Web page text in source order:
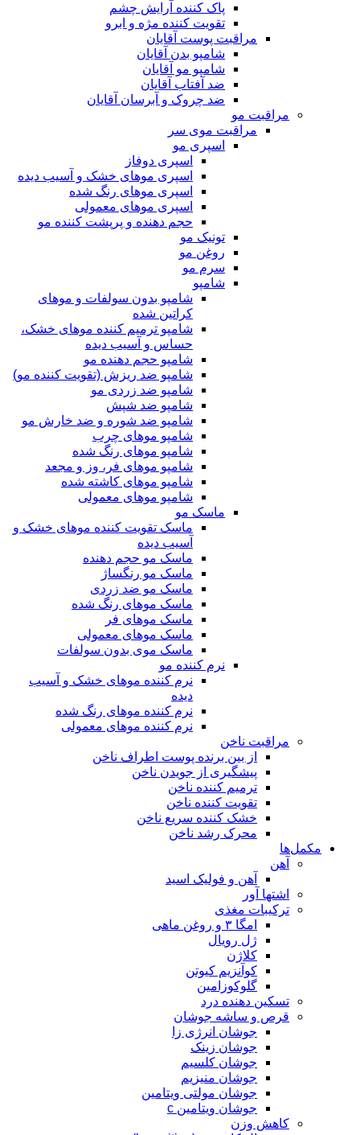
پاک کننده آرایش چشم
تقویت کننده مژه و ابرو
مراقبت پوست آقایان
شامپو بدن آقایان
شامپو مو آقایان
ضد آفتاب آقایان
ضد چروک و آبرسان آقایان
مراقبت مو
مراقبت موی سر
اسپری مو
اسپری دوفاز
اسپری موهای خشک و آسیب دیده
اسپری موهای رنگ شده
اسپری موهای معمولی
حجم دهنده و پرپشت کننده مو
تونیک مو
روغن مو
سرم مو
شامپو
شامپو بدون سولفات و موهای
کراتین شده
شامپو ترمیم کننده موهای خشک،
حساس و آسیب دیده
شامپو حجم دهنده مو
شامپو ضد ریزش (تقویت کننده مو)
شامپو ضد زردی مو
شامپو ضد شپش
شامپو ضد شوره و ضد خارش مو
شامپو موهای چرب
شامپو موهای رنگ شده
شامپو موهای فر، وز و مجعد
شامپو موهای کاشته شده
شامپو موهای معمولی
ماسک مو
ماسک تقویت کننده موهای خشک و
آسیب دیده
ماسک مو حجم دهنده
ماسک مو رنگساژ
ماسک مو ضد زردی
ماسک موهای رنگ شده
ماسک موهای فر
ماسک موهای معمولی
ماسک موی بدون سولفات
نرم کننده مو
نرم کننده موهای خشک و آسیب
دیده
نرم کننده موهای رنگ شده
نرم کننده موهای معمولی
مراقبت ناخن
از بین برنده پوست اطراف ناخن
پیشگیری از جویدن ناخن
ترمیم کننده ناخن
تقویت کننده ناخن
خشک کننده سریع ناخن
محرک رشد ناخن
مکمل‌ها
آهن
آهن و فولیک اسید
اشتها آور
ترکیبات مغذی
امگا ۳ و روغن ماهی
ژل رویال
کلاژن
کوآنزیم کیوتن
گلوکوزامین
تسکین دهنده درد
قرص و ساشه جوشان
جوشان انرژی زا
جوشان زینک
جوشان کلسیم
جوشان منیزیم
جوشان مولتی ویتامین
جوشان ویتامین c
کاهش وزن